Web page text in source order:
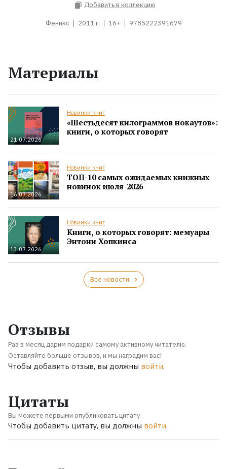
Добавить в коллекцию
Феникс 2011 г. 16+ 9785222391679
Материалы
21.07.2026
Новинки книг
«Шестьдесят килограммов нокаутов»:
книги, о которых говорят
16.07.2026
Новинки книг
ТОП-10 самых ожидаемых книжных
новинок июля-2026
13.07.2026
Новинки книг
Книги, о которых говорят: мемуары
Энтони Хопкинса
Все новости
Отзывы
Раз в месяц дарим подарки самому активному читателю.
Оставляйте больше отзывов, и мы наградим вас!
Чтобы добавить отзыв, вы должны войти.
Цитаты
Вы можете первыми опубликовать цитату
Чтобы добавить цитату, вы должны войти.